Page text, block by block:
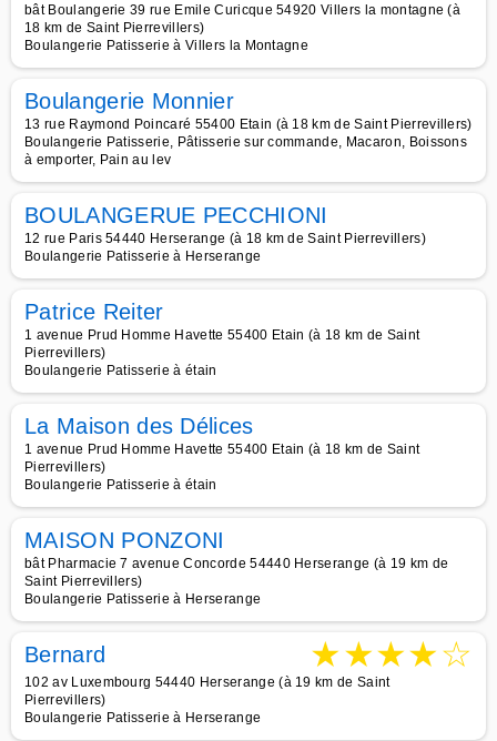
bât Boulangerie 39 rue Emile Curicque 54920 Villers la montagne (à
18 km de Saint Pierrevillers)
Boulangerie Patisserie à Villers la Montagne
Boulangerie Monnier
13 rue Raymond Poincaré 55400 Etain (à 18 km de Saint Pierrevillers)
Boulangerie Patisserie, Pâtisserie sur commande, Macaron, Boissons
à emporter, Pain au lev
BOULANGERUE PECCHIONI
12 rue Paris 54440 Herserange (à 18 km de Saint Pierrevillers)
Boulangerie Patisserie à Herserange
Patrice Reiter
1 avenue Prud Homme Havette 55400 Etain (à 18 km de Saint
Pierrevillers)
Boulangerie Patisserie à étain
La Maison des Délices
1 avenue Prud Homme Havette 55400 Etain (à 18 km de Saint
Pierrevillers)
Boulangerie Patisserie à étain
MAISON PONZONI
bât Pharmacie 7 avenue Concorde 54440 Herserange (à 19 km de
Saint Pierrevillers)
Boulangerie Patisserie à Herserange
Bernard ★★★★☆
102 av Luxembourg 54440 Herserange (à 19 km de Saint
Pierrevillers)
Boulangerie Patisserie à Herserange